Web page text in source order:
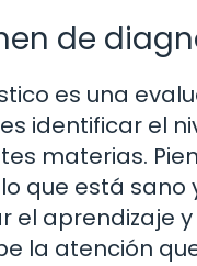
de
es una
identificar el
materias.
que está sano
el aprendizaje
la atención